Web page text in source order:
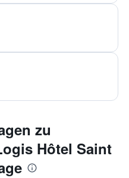
zu
Hôtel Saint